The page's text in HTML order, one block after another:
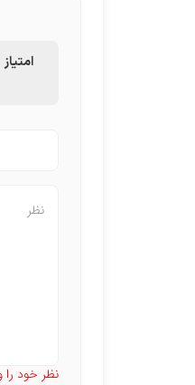
امتیاز
نظر خود را